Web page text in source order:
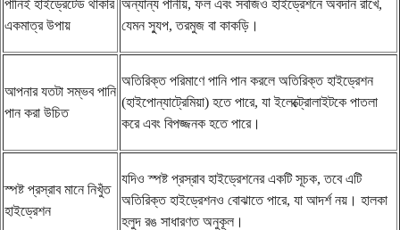
পানিই হাইড্রেটেড থাকার
একমাত্র উপায়
অন্যান্য পানীয়, ফল এবং সবজিও হাইড্রেশনে অবদান রাখে,
যেমন স্যুপ, তরমুজ বা কাকড়ি।
আপনার যতটা সম্ভব পানি
পান করা উচিত
অতিরিক্ত পরিমাণে পানি পান করলে অতিরিক্ত হাইড্রেশন
(হাইপোন্যাট্রেমিয়া) হতে পারে, যা ইলেক্ট্রোলাইটকে পাতলা
করে এবং বিপজ্জনক হতে পারে।
স্পষ্ট প্রস্রাব মানে নিখুঁত
হাইড্রেশন
যদিও স্পষ্ট প্রস্রাব হাইড্রেশনের একটি সূচক, তবে এটি
অতিরিক্ত হাইড্রেশনও বোঝাতে পারে, যা আদর্শ নয়। হালকা
হলুদ রঙ সাধারণত অনুকূল।